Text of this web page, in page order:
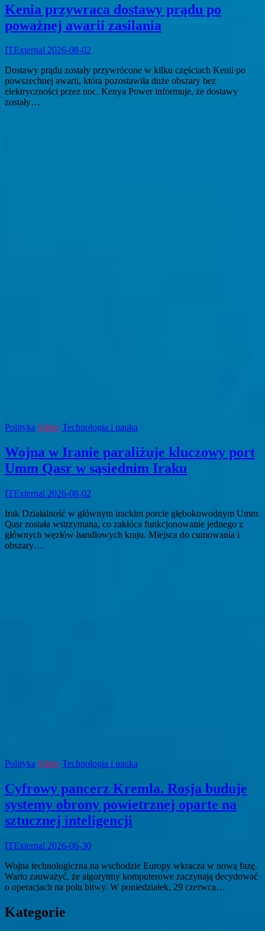
Kenia przywraca dostawy prądu po
poważnej awarii zasilania
ITExternal 2026-08-02
Dostawy prądu zostały przywrócone w kilku częściach Kenii po
powszechnej awarii, która pozostawiła duże obszary bez
elektryczności przez noc. Kenya Power informuje, że dostawy
zostały…
Polityka Slider Technologia i nauka
Wojna w Iranie paraliżuje kluczowy port
Umm Qasr w sąsiednim Iraku
ITExternal 2026-08-02
Irak Działalność w głównym irackim porcie głębokowodnym Umm
Qasr została wstrzymana, co zakłóca funkcjonowanie jednego z
głównych węzłów handlowych kraju. Miejsca do cumowania i
obszary…
Polityka Slider Technologia i nauka
Cyfrowy pancerz Kremla. Rosja buduje
systemy obrony powietrznej oparte na
sztucznej inteligencji
ITExternal 2026-06-30
Wojna technologiczna na wschodzie Europy wkracza w nową fazę.
Warto zauważyć, że algorytmy komputerowe zaczynają decydować
o operacjach na polu bitwy. W poniedziałek, 29 czerwca…
Kategorie